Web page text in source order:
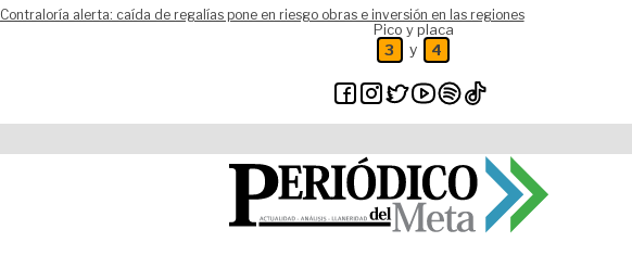
Contraloría alerta: caída de regalías pone en riesgo obras e inversión en las regiones
Pico y placa
3 y 4